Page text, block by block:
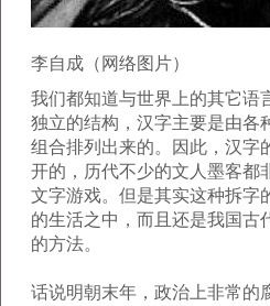
李自成（网络图片）
我们都知道与世界上的其它语
独立的结构，汉字主要是由各
组合排列出来的。因此，汉字
开的，历代不少的文人墨客都
文字游戏。但是其实这种拆字
的生活之中，而且还是我国古
的方法。
话说明朝末年，政治上非常的